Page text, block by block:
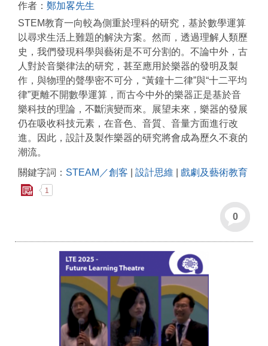
作者： 鄭加畧先生
STEM教育一向較為側重於理科的研究，基於數學運算
以尋求生活上難題的解決方案。然而，透過理解人類歷
史，我們發現科學與藝術是不可分割的。不論中外，古
人對於音樂律法的研究，甚至應用於樂器的發明及製
作，與物理的聲學密不可分，“黃鐘十二律”與“十二平均
律”更離不開數學運算，而古今中外的樂器正是基於音
樂科技的理論，不斷演變而來。展望未來，樂器的發展
仍在吸收科技元素，在音色、音質、音量方面進行改
進。因此，設計及製作樂器的研究將會成為歷久不衰的
潮流。
關鍵字詞： STEAM／創客 設計思維 戲劇及藝術教育
1
0